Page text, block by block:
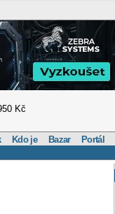
Kč
Kdo je Bazar Portál